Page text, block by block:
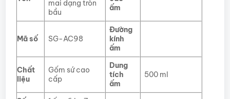
mai dạng tròn
bầu
ấm
Mã số SG-AC98
Đường
kính
ấm
Chất
liệu
Gốm sứ cao
cấp
Dung
tích
ấm
500 ml